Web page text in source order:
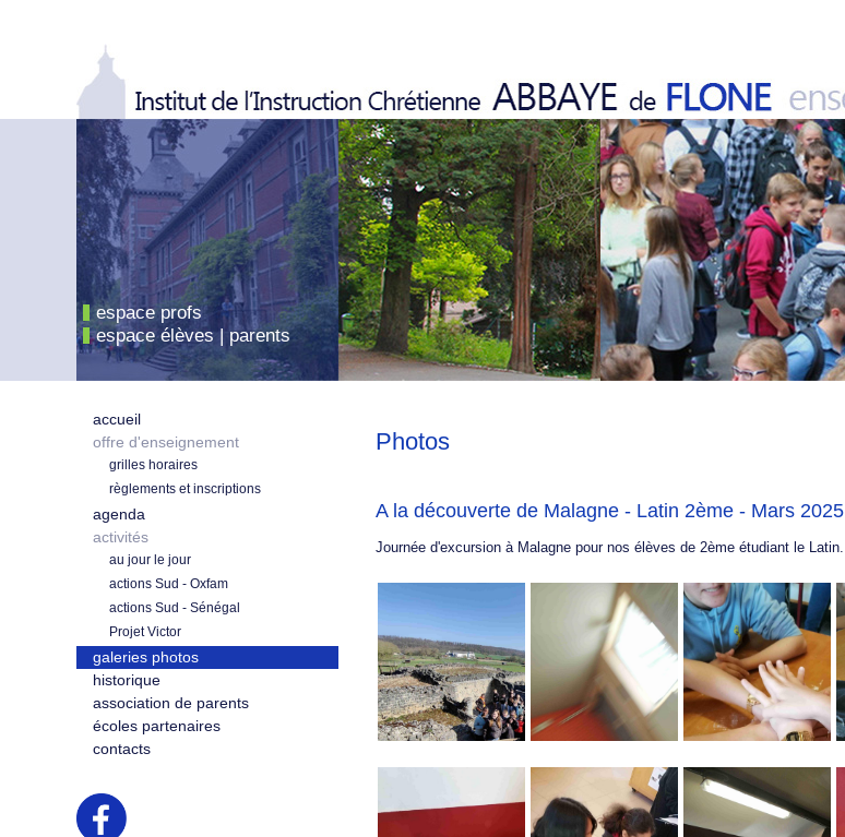
espace profs
espace élèves | parents
accueil
offre d'enseignement
grilles horaires
règlements et inscriptions
agenda
activités
au jour le jour
actions Sud - Oxfam
actions Sud - Sénégal
Projet Victor
galeries photos
historique
association de parents
écoles partenaires
contacts
Photos
A la découverte de Malagne - Latin 2ème - Mars 2025
Journée d'excursion à Malagne pour nos élèves de 2ème étudiant le Latin.